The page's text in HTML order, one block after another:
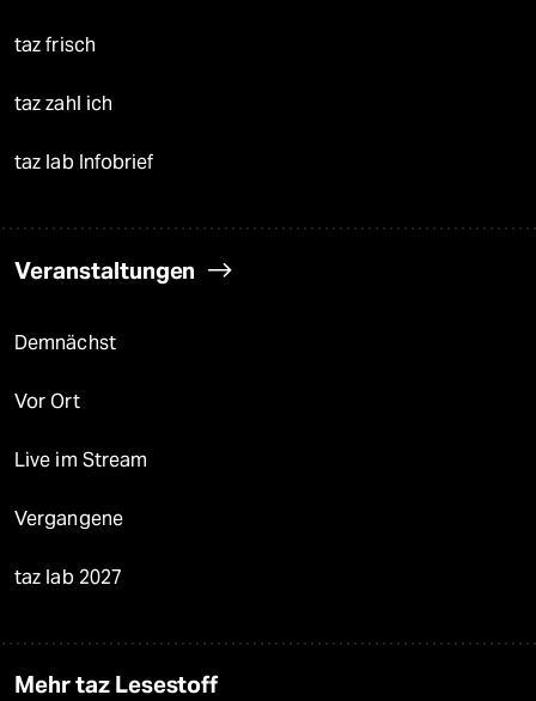
taz frisch
taz zahl ich
taz lab Infobrief
Veranstaltungen
Demnächst
Vor Ort
Live im Stream
Vergangene
taz lab 2027
Mehr taz Lesestoff